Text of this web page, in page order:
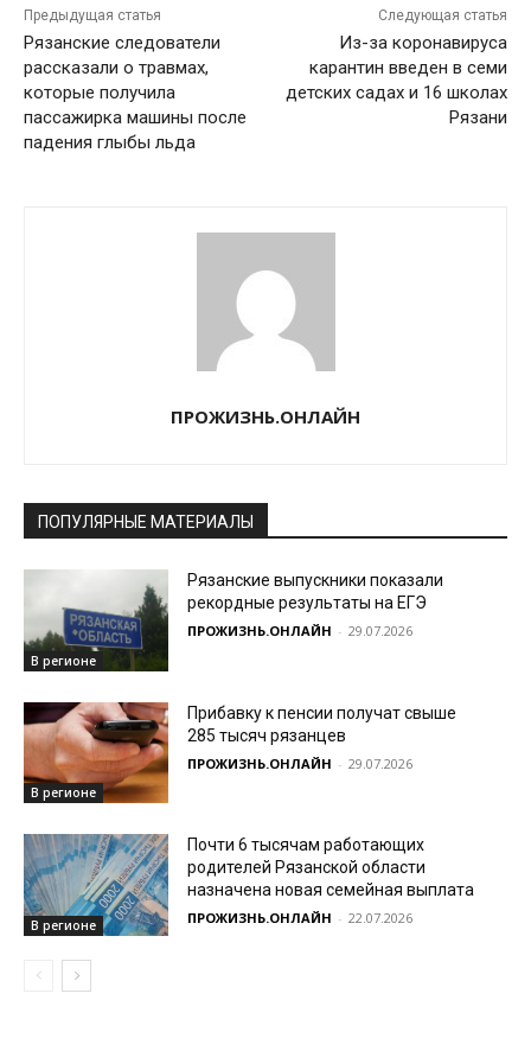
Предыдущая статья
Рязанские следователи
рассказали о травмах,
которые получила
пассажирка машины после
падения глыбы льда
Следующая статья
Из-за коронавируса
карантин введен в семи
детских садах и 16 школах
Рязани
ПРОЖИЗНЬ.ОНЛАЙН
ПОПУЛЯРНЫЕ МАТЕРИАЛЫ
В регионе
Рязанские выпускники показали
рекордные результаты на ЕГЭ
ПРОЖИЗНЬ.ОНЛАЙН - 29.07.2026
В регионе
Прибавку к пенсии получат свыше
285 тысяч рязанцев
ПРОЖИЗНЬ.ОНЛАЙН - 29.07.2026
В регионе
Почти 6 тысячам работающих
родителей Рязанской области
назначена новая семейная выплата
ПРОЖИЗНЬ.ОНЛАЙН - 22.07.2026